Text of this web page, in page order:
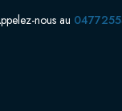
nous au